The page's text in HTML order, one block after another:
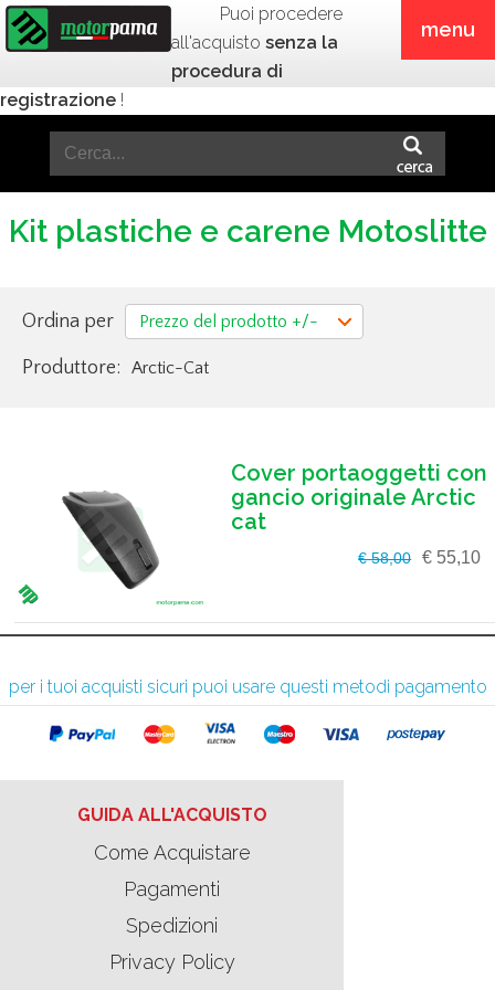
menu
Puoi procedere
all'acquisto senza la
procedura di
registrazione !
Kit plastiche e carene Motoslitte
Ordina per Prezzo del prodotto +/-
Produttore: Arctic-Cat
Cover portaoggetti con
gancio originale Arctic
cat
€ 58,00 € 55,10
per i tuoi acquisti sicuri puoi usare questi metodi pagamento
GUIDA ALL'ACQUISTO
Come Acquistare
Pagamenti
Spedizioni
Privacy Policy